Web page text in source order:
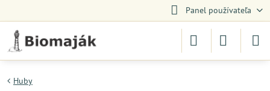
Panel používateľa
Huby